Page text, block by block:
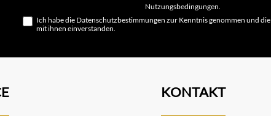
Nutzungsbedingungen
Ich habe die Datenschutzbestimmungen zur Kenntnis genommen und die
mit ihnen einverstanden.
KONTAKT